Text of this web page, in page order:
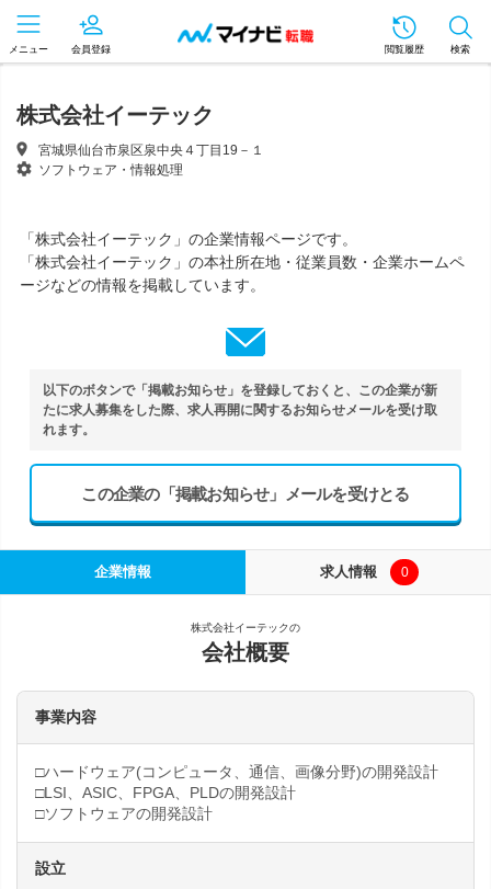
メニュー 会員登録 閲覧履歴 検索
株式会社イーテック
宮城県仙台市泉区泉中央４丁目19－１
ソフトウェア・情報処理
「株式会社イーテック」の企業情報ページです。
「株式会社イーテック」の本社所在地・従業員数・企業ホームペ
ージなどの情報を掲載しています。
以下のボタンで「掲載お知らせ」を登録しておくと、この企業が新
たに求人募集をした際、求人再開に関するお知らせメールを受け取
れます。
この企業の「掲載お知らせ」メールを受けとる
企業情報 求人情報 0
株式会社イーテックの
会社概要
事業内容
□ハードウェア(コンピュータ、通信、画像分野)の開発設計
□LSI、ASIC、FPGA、PLDの開発設計
□ソフトウェアの開発設計
設立